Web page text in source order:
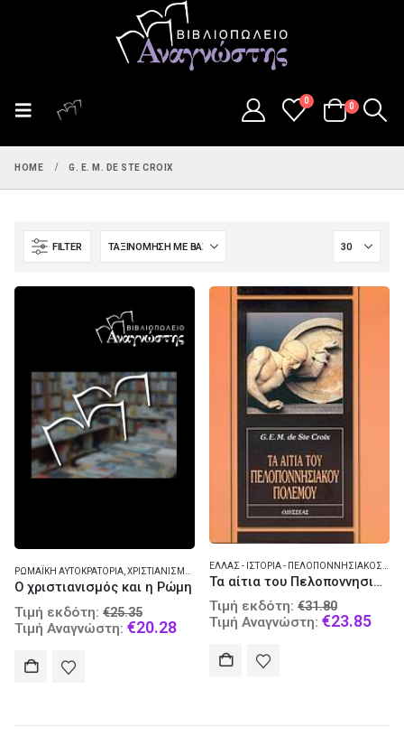
0
0
HOME G. E. M. DE STE CROIX
FILTER
ΡΩΜΑΪΚΉ ΑΥΤΟΚΡΑΤΟΡΊΑ,ΧΡΙΣΤΙΑΝΙΣΜΌΣ
Ο χριστιανισμός και η Ρώμη
Τιμή εκδότη: €25.35
price
Τιμή Αναγνώστη: €20.28Current
ΕΛΛΆΣ - ΙΣΤΟΡΊΑ - ΠΕΛΟΠΟΝΝΗΣΙΑΚΌΣ ΠΌΛΕΜΟΣ 431-404 Π.Χ.
Τα αίτια του Πελοποννησιακού Πολέμου
Τιμή εκδότη: €31.80
price
Τιμή Αναγνώστη: €23.85